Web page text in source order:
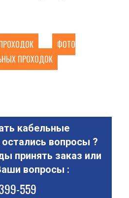
ФОТО
ПРОХОДОК
кабельные
вопросы ?
принять заказ или
вопросы :
559